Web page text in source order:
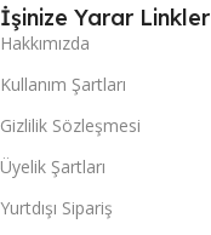
İşinize Yarar Linkler
Hakkımızda
Kullanım Şartları
Gizlilik Sözleşmesi
Üyelik Şartları
Yurtdışı Sipariş